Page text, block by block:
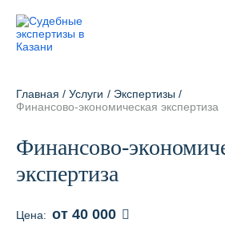
На карте
Сегодня: 9:00 - 18:00
Главная / Услуги / Экспертизы /
Финансово-экономическая экспертиза
Финансово-
экспертиза
Цена: от 40 000